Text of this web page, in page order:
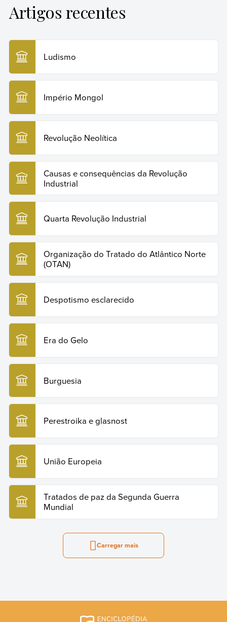
Artigos recentes
Ludismo
Império Mongol
Revolução Neolítica
Causas e consequências da Revolução
Industrial
Quarta Revolução Industrial
Organização do Tratado do Atlântico Norte
(OTAN)
Despotismo esclarecido
Era do Gelo
Burguesia
Perestroika e glasnost
União Europeia
Tratados de paz da Segunda Guerra
Mundial
Carregar mais